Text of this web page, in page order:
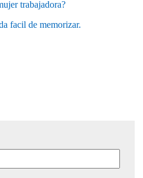
trabajadora?
facil de memorizar.